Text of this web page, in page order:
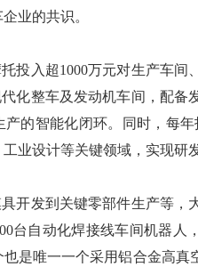
业的共识。
入超1000万元对生产车间
化整车及发动机车间，配
产的智能化闭环。同时，每
业设计等关键领域，实现研
发到关键零部件生产等，
台自动化焊接线车间机器人
是唯一一个采用铝合金高